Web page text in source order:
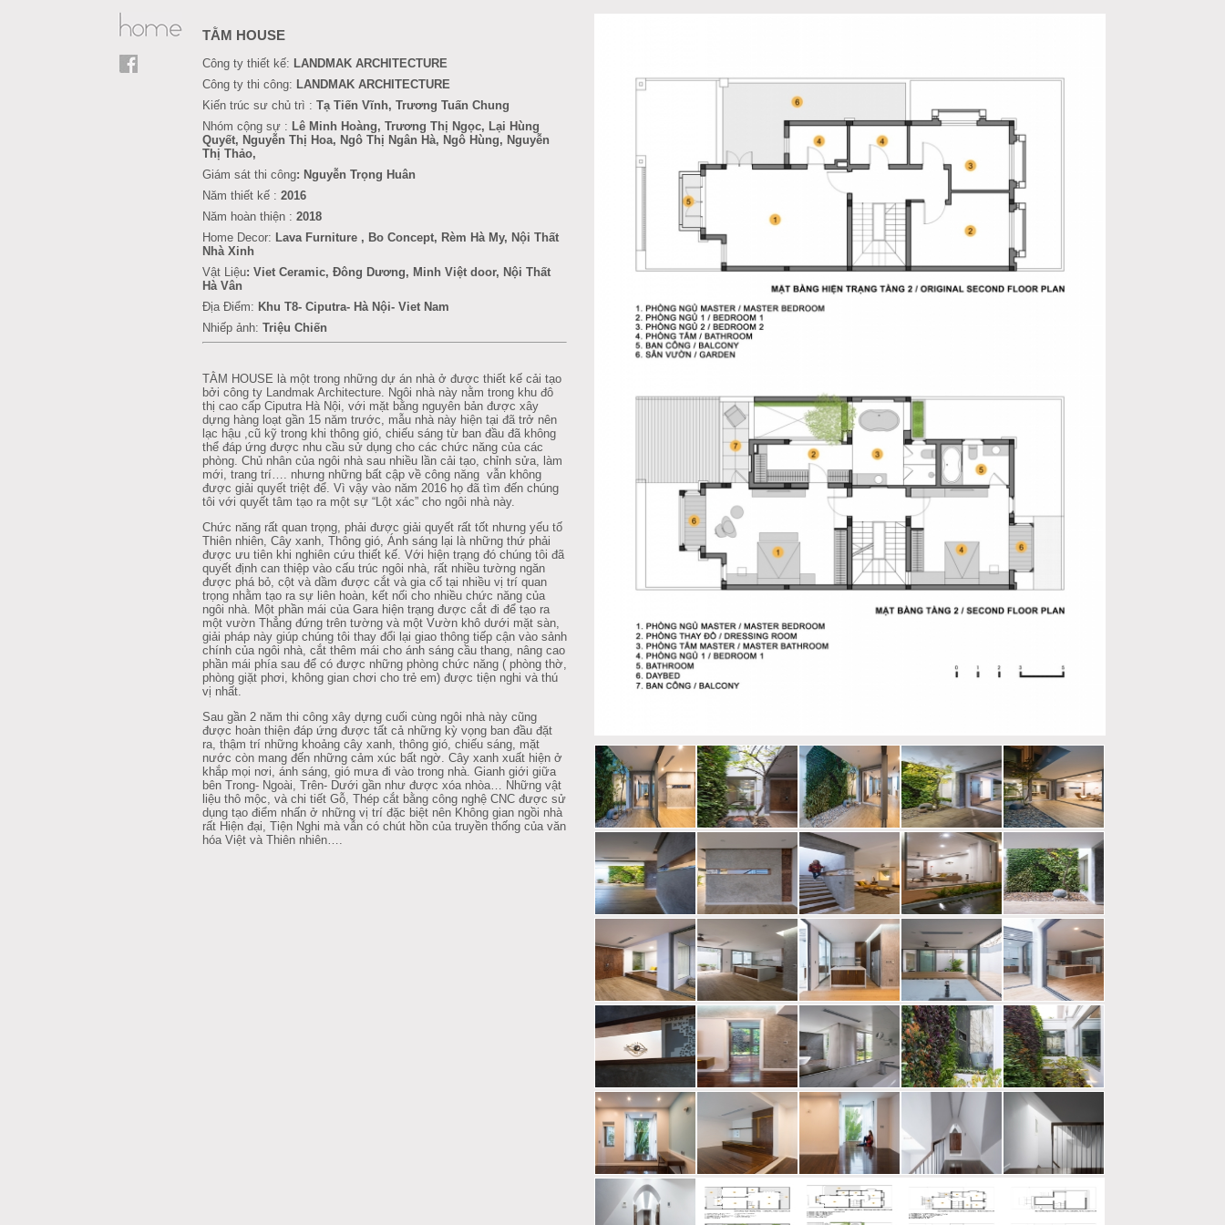
TẰM HOUSE
Công ty thiết kế: LANDMAK ARCHITECTURE
Công ty thi công: LANDMAK ARCHITECTURE
Kiến trúc sư chủ trì : Tạ Tiến Vĩnh, Trương Tuấn Chung
Nhóm cộng sự : Lê Minh Hoàng, Trương Thị Ngọc, Lại Hùng
Quyết, Nguyễn Thị Hoa, Ngô Thị Ngân Hà, Ngô Hùng, Nguyễn
Thị Thảo,
Giám sát thi công: Nguyễn Trọng Huân
Năm thiết kế : 2016
Năm hoàn thiện : 2018
Home Decor: Lava Furniture , Bo Concept, Rèm Hà My, Nội Thất
Nhà Xinh
Vật Liệu: Viet Ceramic, Đông Dương, Minh Việt door, Nội Thất
Hà Vân
Địa Điểm: Khu T8- Ciputra- Hà Nội- Viet Nam
Nhiếp ảnh: Triệu Chiến
TẰM HOUSE là một trong những dự án nhà ở được thiết kế cải tạo
bởi công ty Landmak Architecture. Ngôi nhà này nằm trong khu đô
thị cao cấp Ciputra Hà Nội, với mặt bằng nguyên bản được xây
dựng hàng loạt gần 15 năm trước, mẫu nhà này hiện tại đã trở nên
lạc hậu ,cũ kỹ trong khi thông gió, chiếu sáng từ ban đầu đã không
thể đáp ứng được nhu cầu sử dụng cho các chức năng của các
phòng. Chủ nhân của ngôi nhà sau nhiều lần cải tạo, chỉnh sửa, làm
mới, trang trí…. nhưng những bất cập về công năng vẫn không
được giải quyết triệt để. Vì vậy vào năm 2016 họ đã tìm đến chúng
tôi với quyết tâm tạo ra một sự “Lột xác” cho ngôi nhà này.
Chức năng rất quan trọng, phải được giải quyết rất tốt nhưng yếu tố
Thiên nhiên, Cây xanh, Thông gió, Ánh sáng lại là những thứ phải
được ưu tiên khi nghiên cứu thiết kế. Với hiện trạng đó chúng tôi đã
quyết định can thiệp vào cấu trúc ngôi nhà, rất nhiều tường ngăn
được phá bỏ, cột và dầm được cắt và gia cố tại nhiều vị trí quan
trọng nhằm tạo ra sự liên hoàn, kết nối cho nhiều chức năng của
ngôi nhà. Một phần mái của Gara hiện trạng được cắt đi để tạo ra
một vườn Thẳng đứng trên tường và một Vườn khô dưới mặt sàn,
giải pháp này giúp chúng tôi thay đổi lại giao thông tiếp cận vào sảnh
chính của ngôi nhà, cắt thêm mái cho ánh sáng cầu thang, nâng cao
phần mái phía sau để có được những phòng chức năng ( phòng thờ,
phòng giặt phơi, không gian chơi cho trẻ em) được tiện nghi và thú
vị nhất.
Sau gần 2 năm thi công xây dựng cuối cùng ngôi nhà này cũng
được hoàn thiện đáp ứng được tất cả những kỳ vọng ban đầu đặt
ra, thậm trí những khoảng cây xanh, thông gió, chiếu sáng, mặt
nước còn mang đến những cảm xúc bất ngờ. Cây xanh xuất hiện ở
khắp mọi nơi, ánh sáng, gió mưa đi vào trong nhà. Gianh giới giữa
bên Trong- Ngoài, Trên- Dưới gần như được xóa nhòa… Những vật
liệu thô mộc, và chi tiết Gỗ, Thép cắt bằng công nghệ CNC được sử
dụng tạo điểm nhấn ở những vị trí đặc biệt nên Không gian ngồi nhà
rất Hiện đại, Tiện Nghi mà vẫn có chút hồn của truyền thống của văn
hóa Việt và Thiên nhiên….